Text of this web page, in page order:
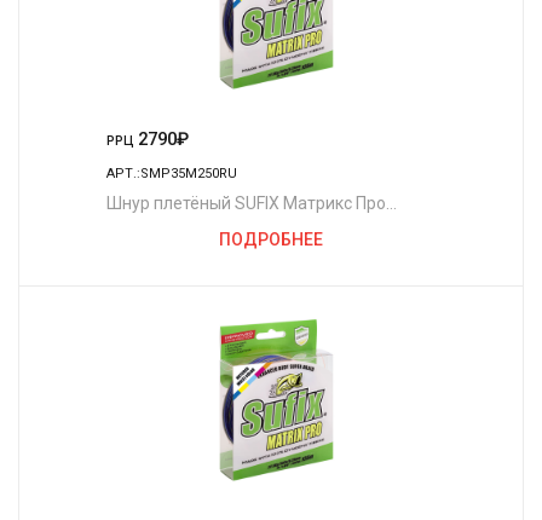
РРЦ 2790₽
АРТ.:SMP35M250RU
Шнур плетёный SUFIX Матрикс Про
ПОДРОБНЕЕ